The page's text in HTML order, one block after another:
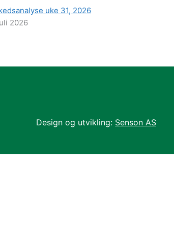
uke 31, 2026
2026
Design og utvikling: Senson AS